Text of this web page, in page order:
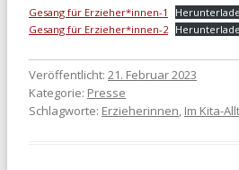
Gesang für Erzieher*innen-1
Gesang für Erzieher*innen-2
Veröffentlicht: 21. Februar 2023
Kategorie: Presse
Schlagworte: Erzieherinnen, Im Kita-